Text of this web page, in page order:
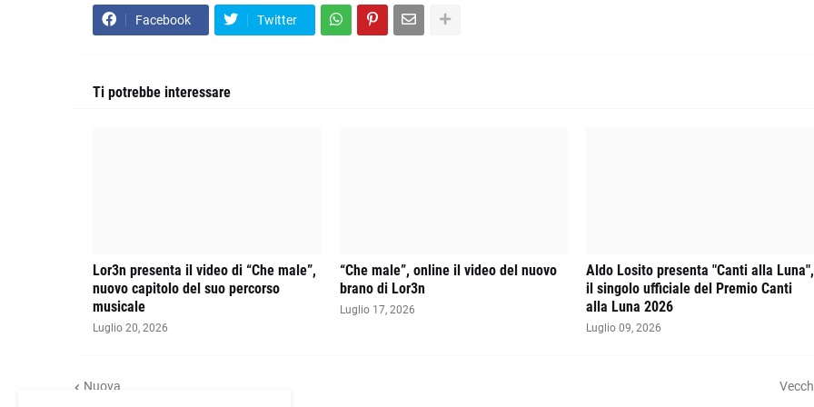
Facebook Twitter
Ti potrebbe interessare
Lor3n presenta il video di “Che male”,
nuovo capitolo del suo percorso
musicale
Luglio 20, 2026
“Che male”, online il video del nuovo
brano di Lor3n
Luglio 17, 2026
Aldo Losito presenta "Canti alla Luna",
il singolo ufficiale del Premio Canti
alla Luna 2026
Luglio 09, 2026
Nuova